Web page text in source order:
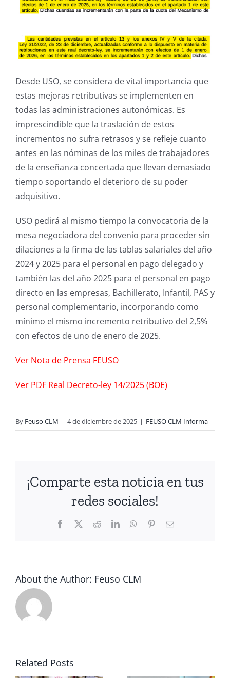
Desde USO, se considera de vital importancia que
estas mejoras retributivas se implementen en
todas las administraciones autonómicas. Es
imprescindible que la traslación de estos
incrementos no sufra retrasos y se refleje cuanto
antes en las nóminas de los miles de trabajadores
de la enseñanza concertada que llevan demasiado
tiempo soportando el deterioro de su poder
adquisitivo.
USO pedirá al mismo tiempo la convocatoria de la
mesa negociadora del convenio para proceder sin
dilaciones a la firma de las tablas salariales del año
2024 y 2025 para el personal en pago delegado y
también las del año 2025 para el personal en pago
directo en las empresas, Bachillerato, Infantil, PAS y
personal complementario, incorporando como
mínimo el mismo incremento retributivo del 2,5%
con efectos de uno de enero de 2025.
Ver Nota de Prensa FEUSO
Ver PDF Real Decreto-ley 14/2025 (BOE)
By Feuso CLM | 4 de diciembre de 2025 | FEUSO CLM Informa
¡Comparte esta noticia en tus
redes sociales!
Facebook RedditLinkedInWhatsApp
PinterestEmail
About the Author: Feuso CLM
Related Postsexige